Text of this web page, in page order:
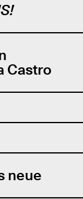
Castro
neue